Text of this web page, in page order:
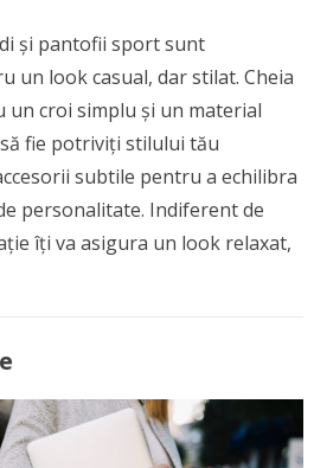
și pantofii sport sunt
un look casual, dar stilat. Cheia
un croi simplu și un material
fie potriviți stilului tău
subtile pentru a echilibra
personalitate. Indiferent de
îți va asigura un look relaxat,